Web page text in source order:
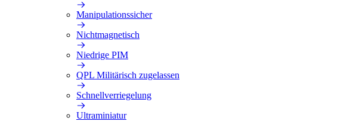
Manipulationssicher
Nichtmagnetisch
Niedrige PIM
QPL Militärisch zugelassen
Schnellverriegelung
Ultraminiatur